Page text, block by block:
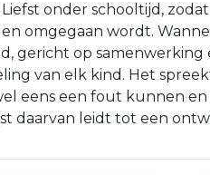
onder schooltijd,
omgegaan wordt.
gericht op
van elk kind. Het
eens een fout kunnen en
daarvan leidt tot een